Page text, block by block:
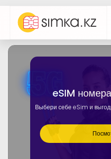
eSIM
Выбери себе eSim и